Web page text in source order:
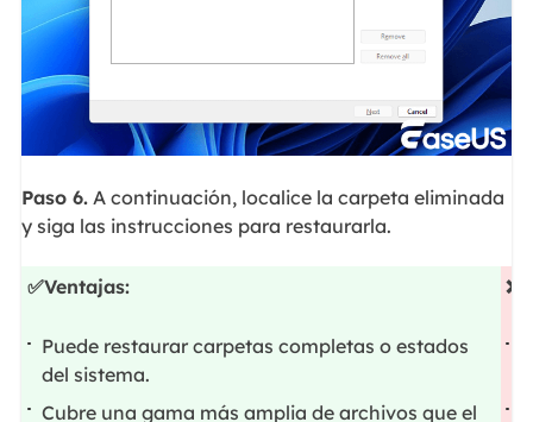
Paso 6.A continuación, localice la carpeta eliminada
y siga las instrucciones para restaurarla.
✅Ventajas:
Puede restaurar carpetas completas o estados
del sistema.
Cubre una gama más amplia de archivos que el